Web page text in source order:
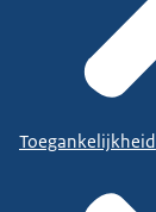
Toegankelijkheid